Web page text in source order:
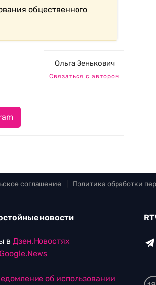
общественного
Ольга Зенькович
Связаться с автором
соглашение Политика обработки
новости
в Дзен.Новостях
Google.News
об использовании